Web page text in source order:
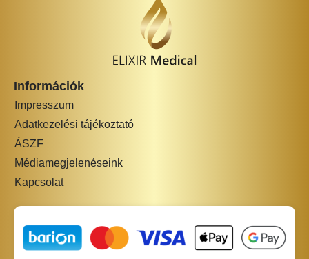
Információk
Impresszum
Adatkezelési tájékoztató
ÁSZF
Médiamegjelenéseink
Kapcsolat